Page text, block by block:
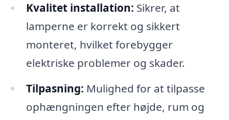
Kvalitet installation: Sikrer, at
lamperne er korrekt og sikkert
monteret, hvilket forebygger
elektriske problemer og skader.
Tilpasning: Mulighed for at tilpasse
ophængningen efter højde, rum og